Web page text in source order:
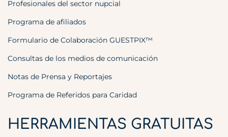
Profesionales del sector nupcial
Programa de afiliados
Formulario de Colaboración GUESTPIX™
Consultas de los medios de comunicación
Notas de Prensa y Reportajes
Programa de Referidos para Caridad
HERRAMIENTAS GRATUITAS